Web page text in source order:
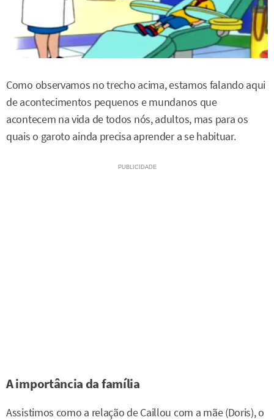
Como observamos no trecho acima, estamos falando aqui
de acontecimentos pequenos e mundanos que
acontecem na vida de todos nós, adultos, mas para os
quais o garoto ainda precisa aprender a se habituar.
A importância da família
Assistimos como a relação de Caillou com a mãe (Doris), o